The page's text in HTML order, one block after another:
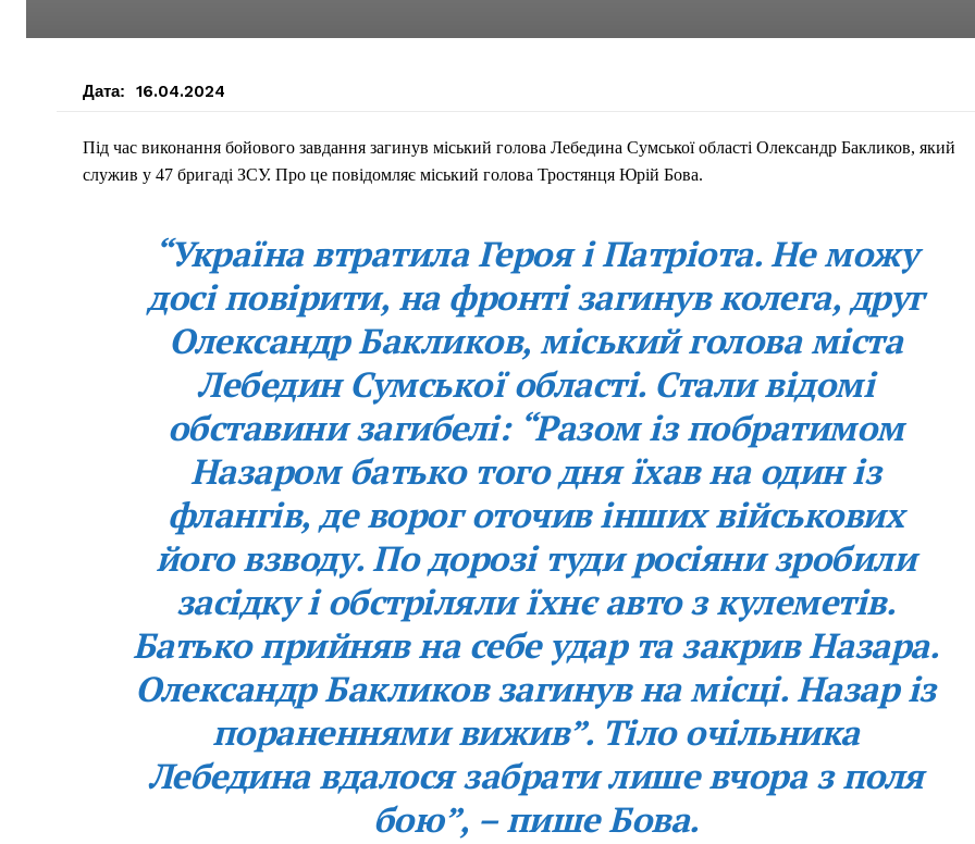
Дата: 16.04.2024
Під час виконання бойового завдання загинув міський голова Лебедина Сумської області Олександр Бакликов, який
служив у 47 бригаді ЗСУ. Про це повідомляє міський голова Тростянця Юрій Бова.
“Україна втратила Героя і Патріота. Не можу
досі повірити, на фронті загинув колега, друг
Олександр Бакликов, міський голова міста
Лебедин Сумської області. Стали відомі
обставини загибелі: “Разом із побратимом
Назаром батько того дня їхав на один із
флангів, де ворог оточив інших військових
його взводу. По дорозі туди росіяни зробили
засідку і обстріляли їхнє авто з кулеметів.
Батько прийняв на себе удар та закрив Назара.
Олександр Бакликов загинув на місці. Назар із
пораненнями вижив”. Тіло очільника
Лебедина вдалося забрати лише вчора з поля
бою”, – пише Бова.